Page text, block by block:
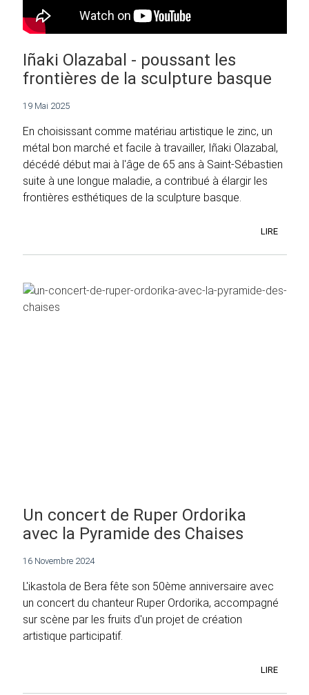
Iñaki Olazabal - poussant les
frontières de la sculpture basque
19 Mai 2025
En choisissant comme matériau artistique le zinc, un
métal bon marché et facile à travailler, Iñaki Olazabal,
décédé début mai à l'âge de 65 ans à Saint-Sébastien
suite à une longue maladie, a contribué à élargir les
frontières esthétiques de la sculpture basque.
LIRE
Un concert de Ruper Ordorika
avec la Pyramide des Chaises
16 Novembre 2024
L'ikastola de Bera fête son 50ème anniversaire avec
un concert du chanteur Ruper Ordorika, accompagné
sur scène par les fruits d'un projet de création
artistique participatif.
LIRE